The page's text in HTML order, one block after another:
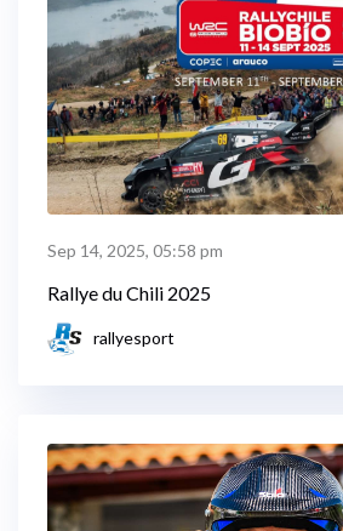
Sep 14, 2025, 05:58 pm
Rallye du Chili 2025
rallyesport